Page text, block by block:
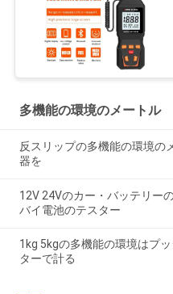
多機能の環境のメートル
反スリップの多機能の環境の
器を
12V 24Vのカー・バッテリー
バイ電池のテスター
1kg 5kgの多機能の環境はプ
ターで計る